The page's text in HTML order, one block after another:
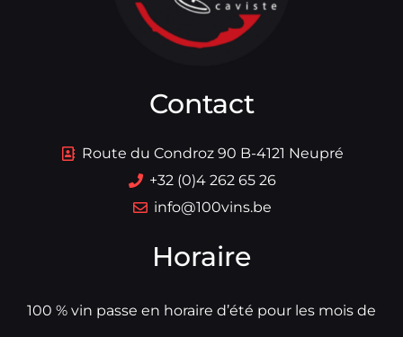
Contact
Route du Condroz 90 B-4121 Neupré
+32 (0)4 262 65 26
info@100vins.be
Horaire
100 % vin passe en horaire d’été pour les mois de